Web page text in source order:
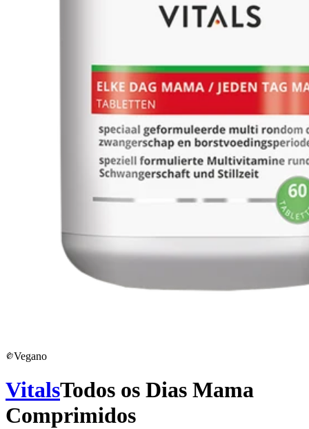
Vegano
VitalsTodos os Dias Mama
Comprimidos